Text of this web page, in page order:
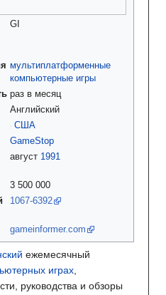
GI
мультиплатформенные
компьютерные игры
раз в месяц
Английский
США
GameStop
август 1991
3 500 000
1067-6392
gameinformer.com
ежемесячный
играх,
руководства и обзоры